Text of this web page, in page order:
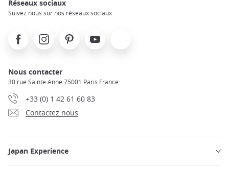
Réseaux sociaux
Suivez nous sur nos réseaux sociaux
FacebookInstagramPinterest Youtube
Nous contacter
30 rue Sainte Anne 75001 Paris France
+33 (0) 1 42 61 60 83
Contactez nous
Japan Experience